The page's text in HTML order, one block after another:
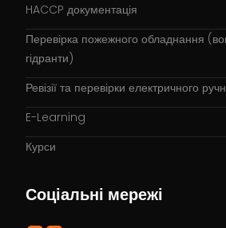
HACCP документація
Перевірка пожежного обладнання
гідранти)
Ревізії та перевірки електричного
E-Learning
Курси
Соціальні мережі